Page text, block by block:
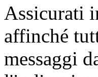
Assicurati
affinché
messaggi